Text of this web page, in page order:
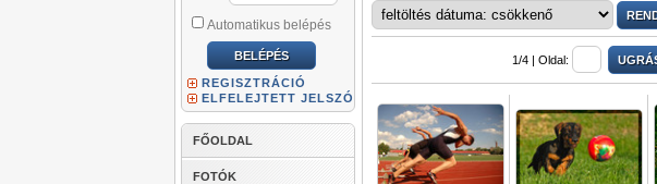
Automatikus belépés
REGISZTRÁCIÓ
ELFELEJTETT JELSZÓ
FŐOLDAL
FOTÓK
1/4 | Oldal: